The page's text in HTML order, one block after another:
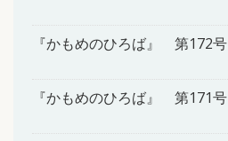
『かもめのひろば』 第172号
『かもめのひろば』 第171号